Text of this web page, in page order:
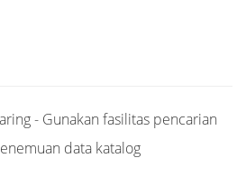
- Gunakan fasilitas pencarian
data katalog